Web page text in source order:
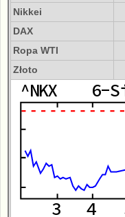
Nikkei
DAX
Ropa WTI
Złoto